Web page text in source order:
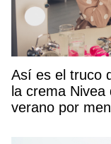
Así es el truco
la crema Nivea
verano por